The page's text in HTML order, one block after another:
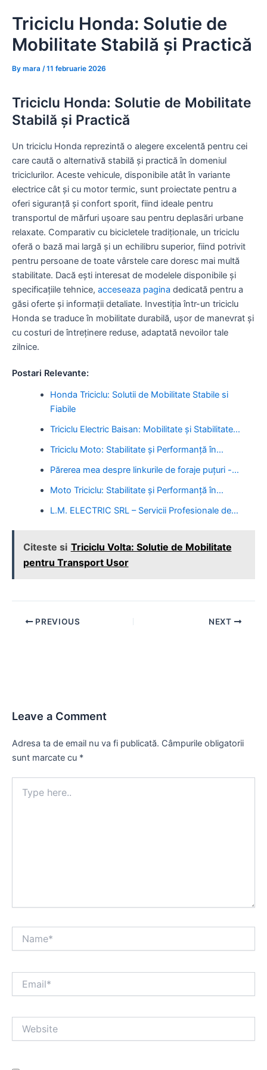
content
Triciclu Honda: Solutie de
Mobilitate Stabilă și Practică
By mara /11 februarie 2026
Triciclu Honda: Solutie de Mobilitate
Stabilă și Practică
Un triciclu Honda reprezintă o alegere excelentă pentru cei
care caută o alternativă stabilă și practică în domeniul
triciclurilor. Aceste vehicule, disponibile atât în variante
electrice cât și cu motor termic, sunt proiectate pentru a
oferi siguranță și confort sporit, fiind ideale pentru
transportul de mărfuri ușoare sau pentru deplasări urbane
relaxate. Comparativ cu bicicletele tradiționale, un triciclu
oferă o bază mai largă și un echilibru superior, fiind potrivit
pentru persoane de toate vârstele care doresc mai multă
stabilitate. Dacă ești interesat de modelele disponibile și
specificațiile tehnice, acceseaza pagina dedicată pentru a
găsi oferte și informații detaliate. Investiția într-un triciclu
Honda se traduce în mobilitate durabilă, ușor de manevrat și
cu costuri de întreținere reduse, adaptată nevoilor tale
zilnice.
Postari Relevante:
Honda Triciclu: Solutii de Mobilitate Stabile si
Fiabile
Triciclu Electric Baisan: Mobilitate și Stabilitate…
Triciclu Moto: Stabilitate și Performanță în…
Părerea mea despre linkurile de foraje puțuri -…
Moto Triciclu: Stabilitate și Performanță în…
L.M. ELECTRIC SRL – Servicii Profesionale de…
Citeste si Triciclu Volta: Solutie de Mobilitate
pentru Transport Usor
Post PREVIOUS NEXT
Leave a Comment
Adresa ta de email nu va fi publicată. Câmpurile obligatorii
sunt marcate cu *
here..